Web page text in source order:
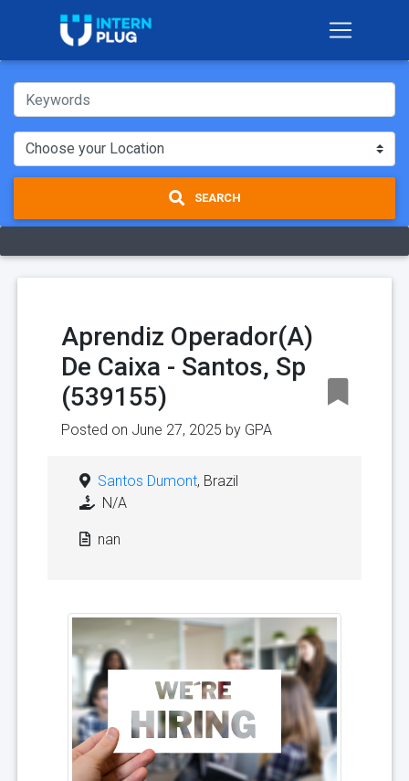
SEARCH
Aprendiz Operador(A)
De Caixa - Santos, Sp
(539155)
Posted on June 27, 2025 by GPA
Santos Dumont, Brazil
N/A
nan